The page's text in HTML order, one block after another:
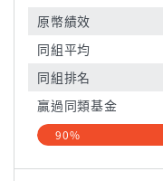
原幣績效
同組平均
同組排名
贏過同類基金
90%